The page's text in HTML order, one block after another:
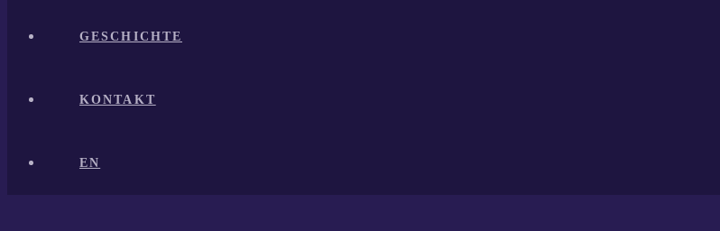
GESCHICHTE
KONTAKT
EN